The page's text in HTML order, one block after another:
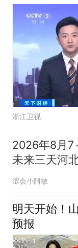
浙江卫视
2026年8月7
未来三天河
涩会小阿敏
明天开始！
预报